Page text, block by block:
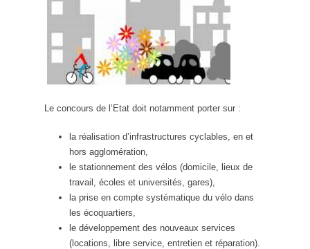
Le concours de l’Etat doit notamment porter sur :
la réalisation d’infrastructures cyclables, en et
hors agglomération,
le stationnement des vélos (domicile, lieux de
travail, écoles et universités, gares),
la prise en compte systématique du vélo dans
les écoquartiers,
le développement des nouveaux services
(locations, libre service, entretien et réparation).